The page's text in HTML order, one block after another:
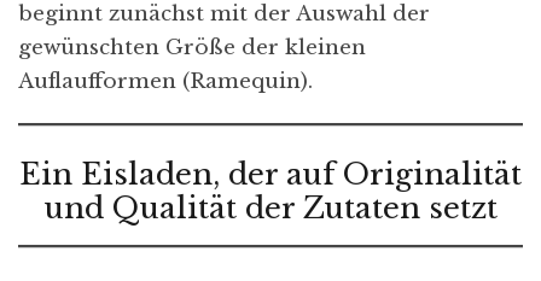
beginnt zunächst mit der Auswahl der
gewünschten Größe der kleinen
Auflaufformen (Ramequin).
Ein Eisladen, der auf Originalität
und Qualität der Zutaten setzt